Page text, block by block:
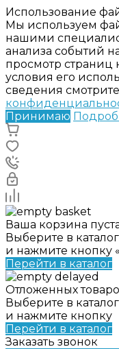
Использование
Мы используем
нашими
анализа событий
просмотр страниц
условия его
сведения смотрите
Принимаю
Ваша корзина
Выберите в
и нажмите кнопку
Перейти в каталог
Отложенных
Выберите в
и нажмите кнопку
Перейти в каталог
Заказать звонок